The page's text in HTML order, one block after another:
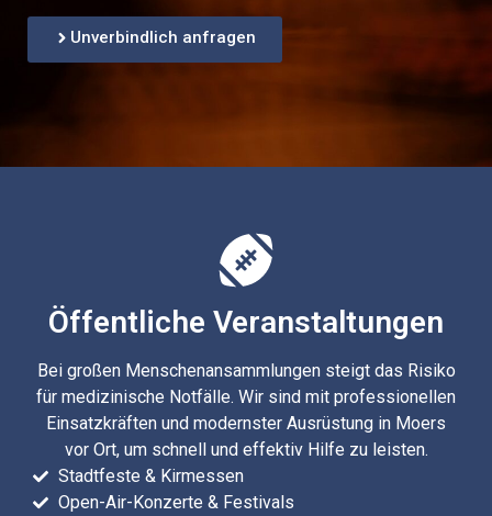
Unverbindlich anfragen
Öffentliche Veranstaltungen
Bei großen Menschenansammlungen steigt das Risiko
für medizinische Notfälle. Wir sind mit professionellen
Einsatzkräften und modernster Ausrüstung in Moers
vor Ort, um schnell und effektiv Hilfe zu leisten.
Stadtfeste & Kirmessen
Open-Air-Konzerte & Festivals